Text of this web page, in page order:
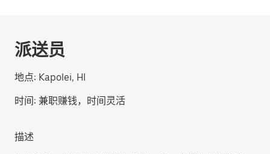
派送员
地点: Kapolei, HI
时间: 兼职赚钱，时间灵活
描述